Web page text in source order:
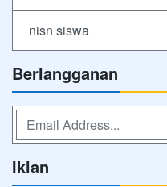
nisn siswa
Berlangganan
Iklan